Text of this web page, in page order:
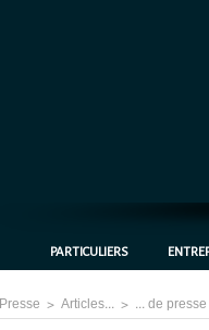
PARTICULIERS
Presse > Articles... > ... de presse